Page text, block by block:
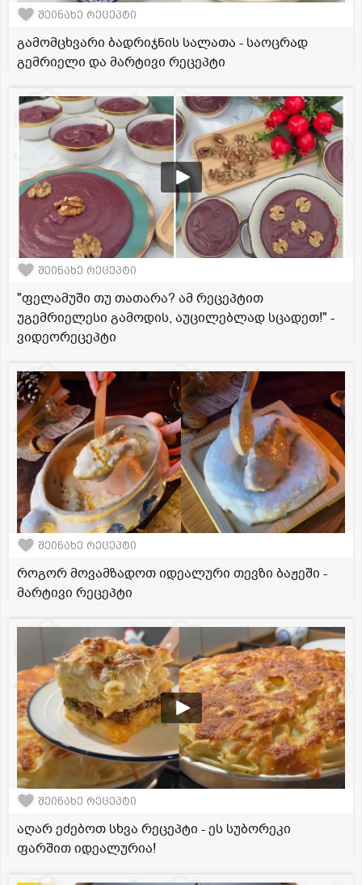
შეინახე რეცეპტი
გამომცხვარი ბადრიჯნის სალათა - საოცრად
გემრიელი და მარტივი რეცეპტი
შეინახე რეცეპტი
"ფელამუში თუ თათარა? ამ რეცეპტით
უგემრიელესი გამოდის, აუცილებლად სცადეთ!" -
ვიდეორეცეპტი
შეინახე რეცეპტი
როგორ მოვამზადოთ იდეალური თევზი ბაჟეში -
მარტივი რეცეპტი
შეინახე რეცეპტი
აღარ ეძებოთ სხვა რეცეპტი - ეს სუბორეკი
ფარშით იდეალურია!